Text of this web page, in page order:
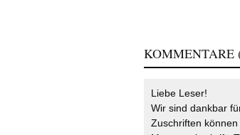
KOMMENTARE
Liebe Leser!
Wir sind dankbar
Zuschriften